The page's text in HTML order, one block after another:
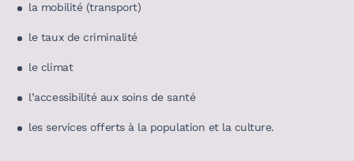
la mobilité (transport)
le taux de criminalité
le climat
l’accessibilité aux soins de santé
les services offerts à la population et la culture.